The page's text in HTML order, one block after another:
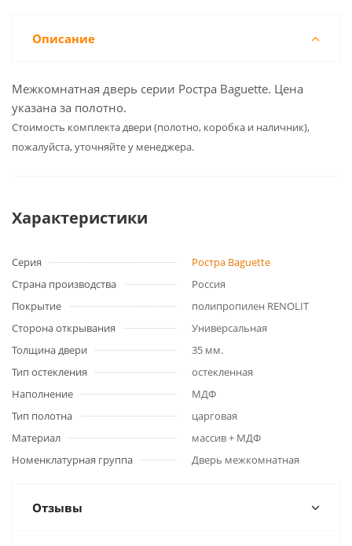
Описание
Межкомнатная дверь серии Ростра Baguette. Цена
указана за полотно.
Cтоимость комплекта двери (полотно, коробка и наличник),
пожалуйста, уточняйте у менеджера.
Характеристики
Серия
Ростра Baguette
Страна производства
Россия
Покрытие
полипропилен RENOLIT
Сторона открывания
Универсальная
Толщина двери
35 мм.
Тип остекления
остекленная
Наполнение
МДФ
Тип полотна
царговая
Материал
массив + МДФ
Номенклатурная группа
Дверь межкомнатная
Отзывы